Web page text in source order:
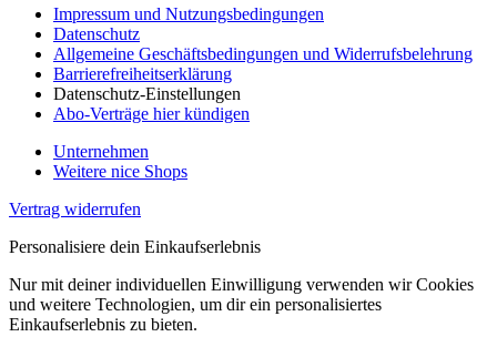
Impressum und Nutzungsbedingungen
Datenschutz
Allgemeine Geschäftsbedingungen und Widerrufsbelehrung
Barrierefreiheitserklärung
Datenschutz-Einstellungen
Abo-Verträge hier kündigen
Unternehmen
Weitere nice Shops
Vertrag widerrufen
Personalisiere dein Einkaufserlebnis
Nur mit deiner individuellen Einwilligung verwenden wir Cookies
und weitere Technologien, um dir ein personalisiertes
Einkaufserlebnis zu bieten.